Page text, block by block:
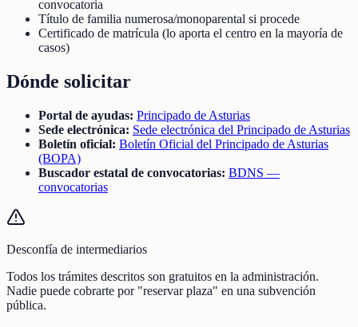
convocatoria
Título de familia numerosa/monoparental si procede
Certificado de matrícula (lo aporta el centro en la mayoría de
casos)
Dónde solicitar
Portal de ayudas: Principado de Asturias
Sede electrónica: Sede electrónica del Principado de Asturias
Boletín oficial: Boletín Oficial del Principado de Asturias
(BOPA)
Buscador estatal de convocatorias: BDNS —
convocatorias
Desconfía de intermediarios
Todos los trámites descritos son gratuitos en la administración.
Nadie puede cobrarte por "reservar plaza" en una subvención
pública.